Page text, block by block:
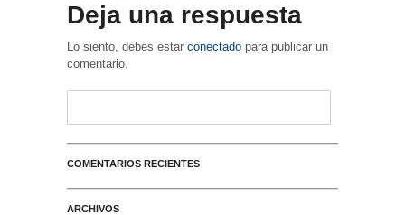
Deja una respuesta
Lo siento, debes estar conectado para publicar un
comentario.
COMENTARIOS RECIENTES
ARCHIVOS